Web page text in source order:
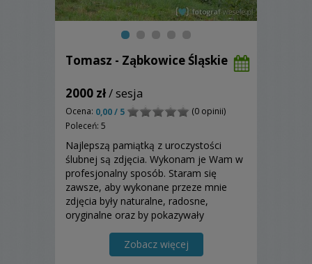
Tomasz - Ząbkowice Śląskie
2000 zł/ sesja
Ocena: 0,00 / 5
(0 opinii)
Poleceń: 5
Najlepszą pamiątką z uroczystości
ślubnej są zdjęcia. Wykonam je Wam w
profesjonalny sposób. Staram się
zawsze, aby wykonane przeze mnie
zdjęcia były naturalne, radosne,
oryginalne oraz by pokazywały
i emocje. Zapraszam do skorzystania z
mojej oferty.
Zobacz więcej